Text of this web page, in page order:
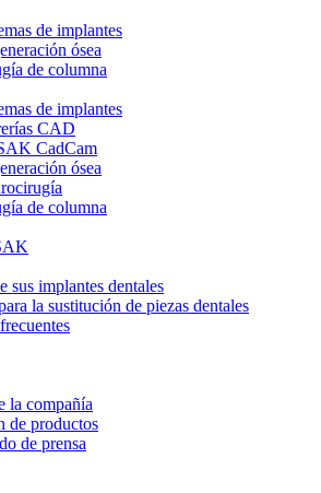
de implantes
ósea
de columna
de implantes
CAD
CadCam
ósea
de columna
sus implantes dentales
la sustitución de piezas dentales
la compañía
de productos
de prensa